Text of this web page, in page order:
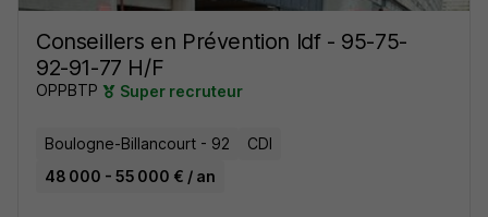
Conseillers en Prévention Idf - 95-75-
92-91-77 H/F
OPPBTP Super recruteur
Boulogne-Billancourt - 92
CDI
48 000 - 55 000 € / an